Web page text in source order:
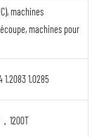
machines
machines pour
1.2083 1.0285
1200T